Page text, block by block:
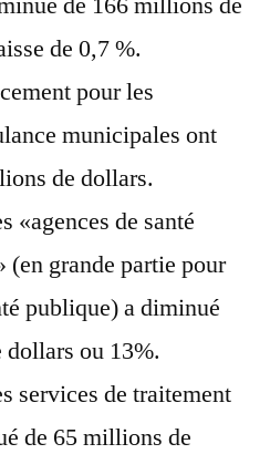
de 0,7 %.
pour les
municipales ont
de dollars.
«agences de santé
grande partie pour
publique) a diminué
ou 13%.
services de traitement
de 65 millions de